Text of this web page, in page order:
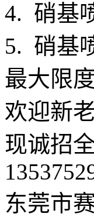
4. 硝基
5. 硝基
最大限
欢迎新
现诚招
东莞市